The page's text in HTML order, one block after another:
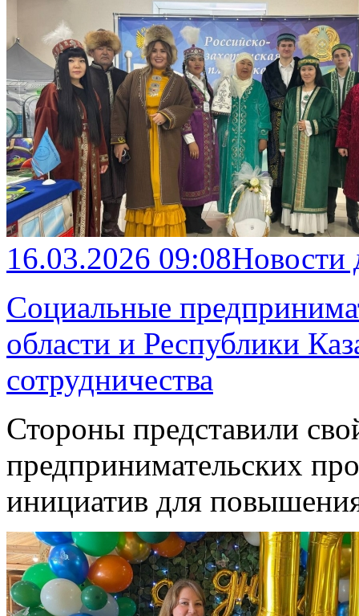
16.03.2026 09:08
Социальные
области и Республики
сотрудничества
Стороны представили
предпринимательских
инициатив для